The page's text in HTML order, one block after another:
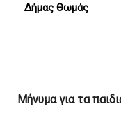
Δήμας
Μήνυμα για τα